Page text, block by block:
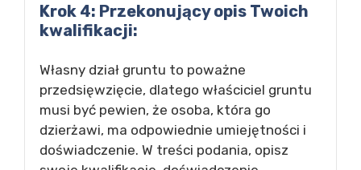
Krok 4: Przekonujący opis Twoich
kwalifikacji:
Własny dział gruntu to poważne
przedsięwzięcie, dlatego właściciel gruntu
musi być pewien, że osoba, która go
dzierżawi, ma odpowiednie umiejętności i
doświadczenie. W treści podania, opisz